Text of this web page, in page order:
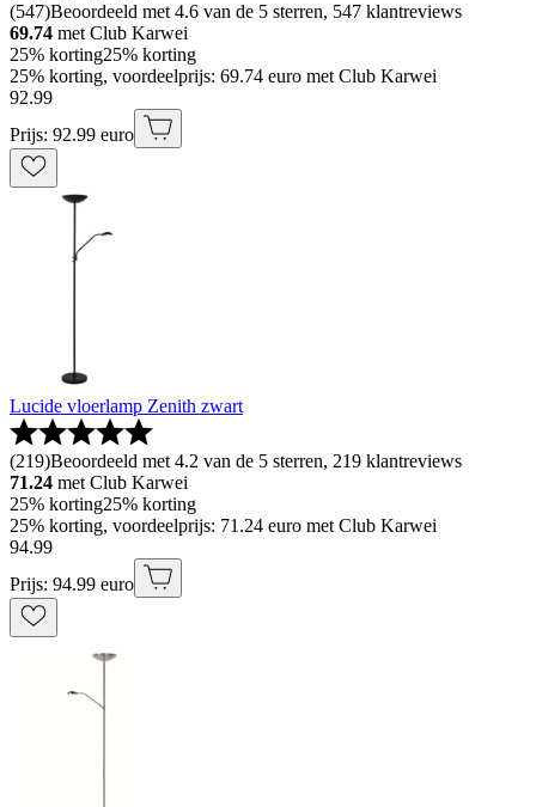
(547)Beoordeeld met 4.6 van de 5 sterren, 547 klantreviews
69.74 met Club Karwei
25% korting25% korting
25% korting, voordeelprijs: 69.74 euro met Club Karwei
92.99
Prijs: 92.99 euro
Lucide vloerlamp Zenith zwart
(219)Beoordeeld met 4.2 van de 5 sterren, 219 klantreviews
71.24 met Club Karwei
25% korting25% korting
25% korting, voordeelprijs: 71.24 euro met Club Karwei
94.99
Prijs: 94.99 euro